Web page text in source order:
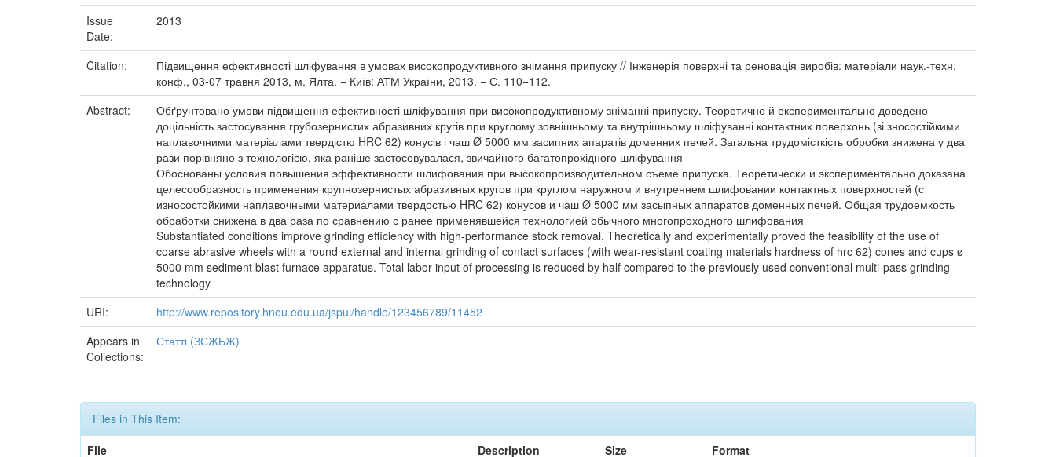
Issue
Date:
2013
Citation:
Підвищення ефективності шліфування в умовах високопродуктивного знімання припуску // Інженерія поверхні та реновація виробів: матеріали наук.-техн.
конф., 03-07 травня 2013, м. Ялта. − Київ: АТМ України, 2013. − С. 110−112.
Abstract:
Обґрунтовано умови підвищення ефективності шліфування при високопродуктивному зніманні припуску. Теоретично й експериментально доведено
доцільність застосування грубозернистих абразивних кругів при круглому зовнішньому та внутрішньому шліфуванні контактних поверхонь (зі зносостійкими
наплавочними матеріалами твердістю HRC 62) конусів і чаш Ø 5000 мм засипних апаратів доменних печей. Загальна трудомісткість обробки знижена у два
рази порівняно з технологією, яка раніше застосовувалася, звичайного багатопрохідного шліфування
Обоснованы условия повышения эффективности шлифования при высокопроизводительном съеме припуска. Теоретически и экспериментально доказана
целесообразность применения крупнозернистых абразивных кругов при круглом наружном и внутреннем шлифовании контактных поверхностей (с
износостойкими наплавочными материалами твердостью HRC 62) конусов и чаш Ø 5000 мм засыпных аппаратов доменных печей. Общая трудоемкость
обработки снижена в два раза по сравнению с ранее применявшейся технологией обычного многопроходного шлифования
Substantiated conditions improve grinding efficiency with high-performance stock removal. Theoretically and experimentally proved the feasibility of the use of
coarse abrasive wheels with a round external and internal grinding of contact surfaces (with wear-resistant coating materials hardness of hrc 62) cones and cups ø
5000 mm sediment blast furnace apparatus. Total labor input of processing is reduced by half compared to the previously used conventional multi-pass grinding
technology
URI:
http://www.repository.hneu.edu.ua/jspui/handle/123456789/11452
Appears in
Collections:
Статті (ЗСЖБЖ)
Files in This Item:
File
Description Size Format